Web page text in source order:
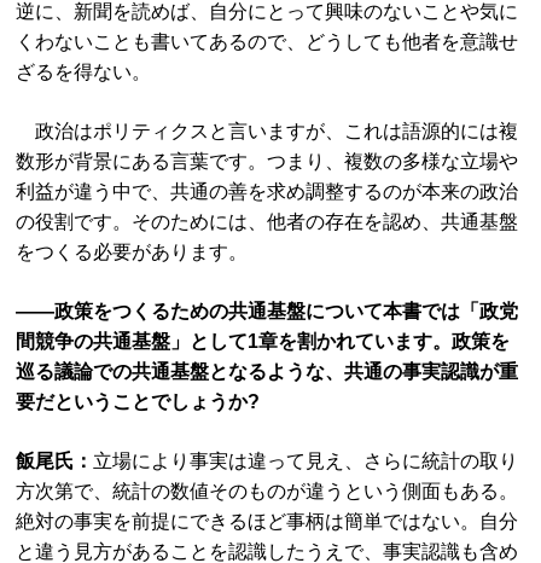
逆に、新聞を読めば、自分にとって興味のないことや気に
くわないことも書いてあるので、どうしても他者を意識せ
ざるを得ない。
政治はポリティクスと言いますが、これは語源的には複
数形が背景にある言葉です。つまり、複数の多様な立場や
利益が違う中で、共通の善を求め調整するのが本来の政治
の役割です。そのためには、他者の存在を認め、共通基盤
をつくる必要があります。
――政策をつくるための共通基盤について本書では「政党
間競争の共通基盤」として1章を割かれています。政策を
巡る議論での共通基盤となるような、共通の事実認識が重
要だということでしょうか?
飯尾氏： 立場により事実は違って見え、さらに統計の取り
方次第で、統計の数値そのものが違うという側面もある。
絶対の事実を前提にできるほど事柄は簡単ではない。自分
と違う見方があることを認識したうえで、事実認識も含め